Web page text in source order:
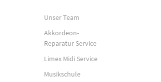
Unser Team
Akkordeon-
Reparatur Service
Limex Midi Service
Musikschule